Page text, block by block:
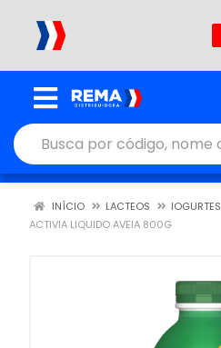
INÍCIO LACTEOS
IOGURTES
ACTIVIA LIQUIDO AVEIA 800G